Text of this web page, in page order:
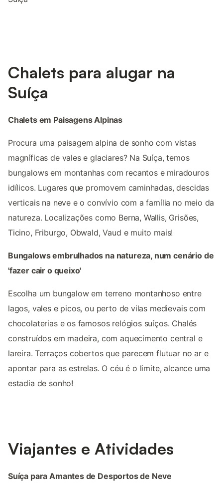
Chalets para alugar na
Suíça
Chalets em Paisagens Alpinas
Procura uma paisagem alpina de sonho com vistas
magníficas de vales e glaciares? Na Suíça, temos
bungalows em montanhas com recantos e miradouros
idílicos. Lugares que promovem caminhadas, descidas
verticais na neve e o convívio com a família no meio da
natureza. Localizações como Berna, Wallis, Grisões,
Ticino, Friburgo, Obwald, Vaud e muito mais!
Bungalows embrulhados na natureza, num cenário de
'fazer cair o queixo'
Escolha um bungalow em terreno montanhoso entre
lagos, vales e picos, ou perto de vilas medievais com
chocolaterias e os famosos relógios suíços. Chalés
construídos em madeira, com aquecimento central e
lareira. Terraços cobertos que parecem flutuar no ar e
apontar para as estrelas. O céu é o limite, alcance uma
estadia de sonho!
Viajantes e Atividades
Suíça para Amantes de Desportos de Neve